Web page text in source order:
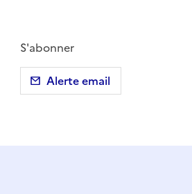
presse-papier
S'abonner
Alerte email